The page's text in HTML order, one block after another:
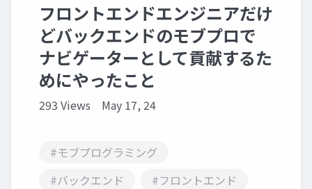
フロントエンドエンジニアだけ
どバックエンドのモブプロで
ナビゲーターとして貢献するた
めにやったこと
293 Views May 17, 24
#モブプログラミング
#バックエンド
#フロントエンド